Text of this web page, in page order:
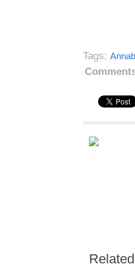
Tags: